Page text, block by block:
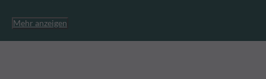
Mehr anzeigen